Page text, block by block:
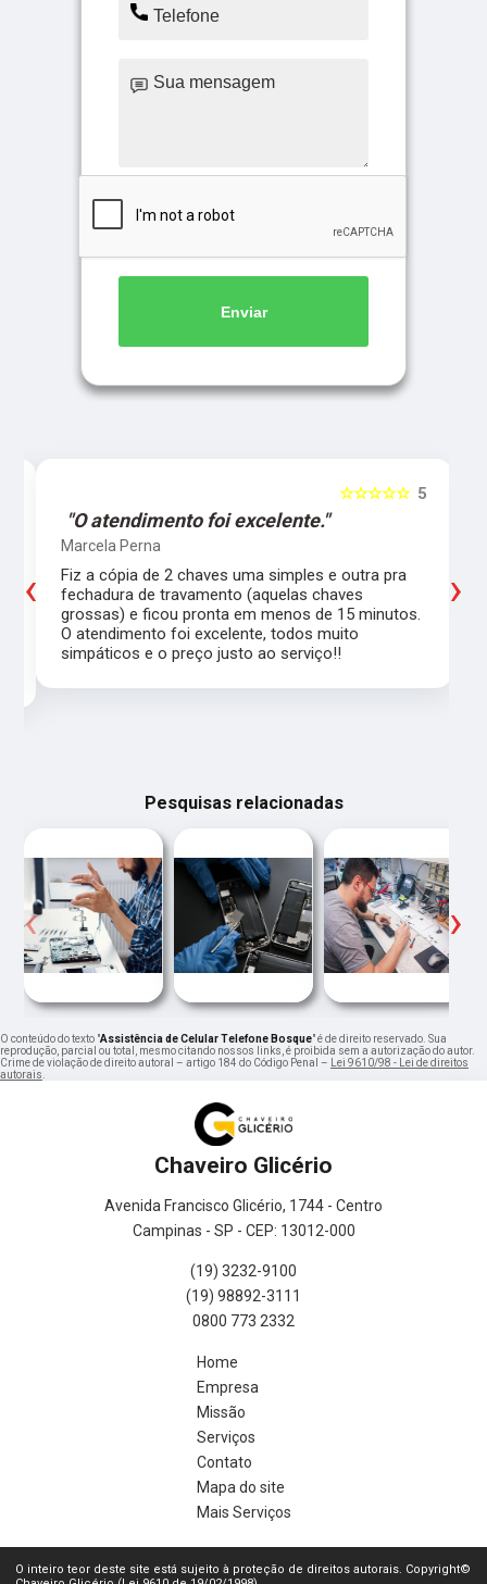
Enviar
5
☆☆☆☆☆
"O atendimento foi excelente."
Marcela Perna
Fiz a cópia de 2 chaves uma simples e outra pra
fechadura de travamento (aquelas chaves
grossas) e ficou pronta em menos de 15 minutos.
O atendimento foi excelente, todos muito
simpáticos e o preço justo ao serviço!!
‹ ›
Pesquisas relacionadas
‹ ›
O conteúdo do texto "Assistência de Celular Telefone Bosque" é de direito reservado. Sua
reprodução, parcial ou total, mesmo citando nossos links, é proibida sem a autorização do autor.
Crime de violação de direito autoral – artigo 184 do Código Penal – Lei 9610/98 - Lei de direitos
autorais.
Chaveiro Glicério
Avenida Francisco Glicério, 1744 - Centro
Campinas - SP - CEP: 13012-000
(19) 3232-9100
(19) 98892-3111
0800 773 2332
Home
Empresa
Missão
Serviços
Contato
Mapa do site
Mais Serviços
O inteiro teor deste site está sujeito à proteção de direitos autorais. Copyright©